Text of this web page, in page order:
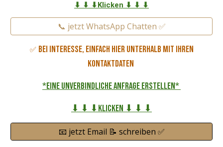
⬇ ⬇ ⬇Klicken ⬇ ⬇ ⬇
📞 jetzt WhatsApp Chatten ✅
✅ Bei Interesse, einfach hier unterhalb mit Ihren
Kontaktdaten
*eine unverbindliche Anfrage erstellen*
⬇ ⬇ ⬇Klicken ⬇ ⬇ ⬇
📧 jetzt Email 📝 schreiben ✅